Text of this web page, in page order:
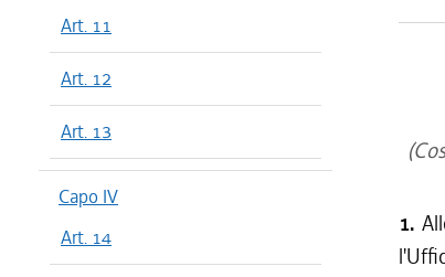
Art. 11
Art. 12
Art. 13
Capo IV
Art. 14
1.